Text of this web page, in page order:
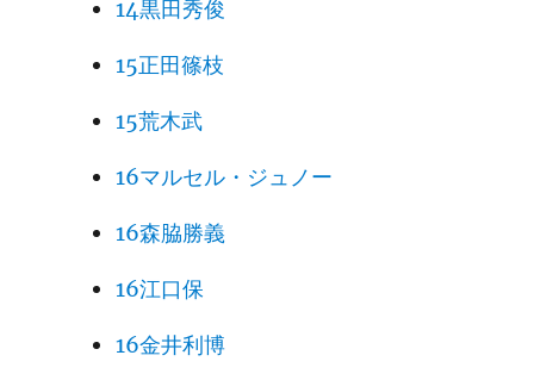
14黒田秀俊
15正田篠枝
15荒木武
16マルセル・ジュノー
16森脇勝義
16江口保
16金井利博